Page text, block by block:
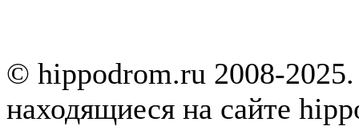
© hippodrom.ru 2008-
находящиеся на сайте